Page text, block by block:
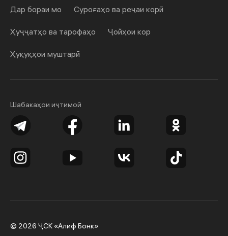
Шабакаҳои иҷтимоӣ
Дар бораи мо Суроғаҳо ва реҷаи корӣ
Ҳуҷҷатҳо ва тарофаҳо Ҷойҳои кор
Ҳуқуқҳои муштарӣ
© 2026 ҶСК «Алиф Бонк»